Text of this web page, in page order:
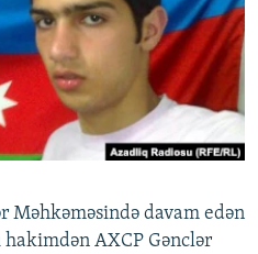
Məhkəməsində davam edən
hakimdən AXCP Gənclər